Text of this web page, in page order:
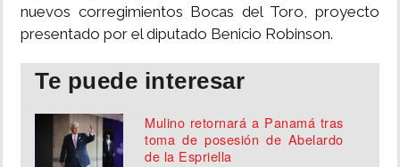
nuevos corregimientos Bocas del Toro, proyecto
presentado por el diputado Benicio Robinson.
Te puede interesar
Mulino retornará a Panamá tras
toma de posesión de Abelardo
de la Espriella